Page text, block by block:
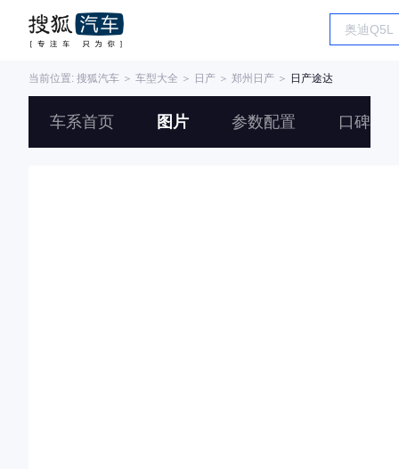
当前位置: 搜狐汽车 ＞ 车型大全 ＞ 日产 ＞ 郑州日产 ＞ 日产途达
车系首页 图片 参数配置 口碑